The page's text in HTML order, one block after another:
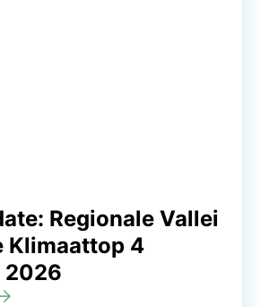
Regionale Vallei
Klimaattop 4
2026